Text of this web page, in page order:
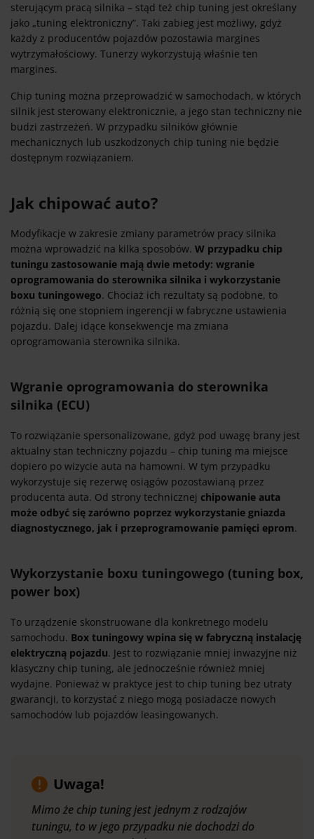
sterującym pracą silnika – stąd też chip tuning jest określany
jako „tuning elektroniczny”. Taki zabieg jest możliwy, gdyż
każdy z producentów pojazdów pozostawia margines
wytrzymałościowy. Tunerzy wykorzystują właśnie ten
margines.
Chip tuning można przeprowadzić w samochodach, w których
silnik jest sterowany elektronicznie, a jego stan techniczny nie
budzi zastrzeżeń. W przypadku silników głównie
mechanicznych lub uszkodzonych chip tuning nie będzie
dostępnym rozwiązaniem.
Jak chipować auto?
Modyfikacje w zakresie zmiany parametrów pracy silnika
można wprowadzić na kilka sposobów. W przypadku chip
tuningu zastosowanie mają dwie metody: wgranie
oprogramowania do sterownika silnika i wykorzystanie
boxu tuningowego. Chociaż ich rezultaty są podobne, to
różnią się one stopniem ingerencji w fabryczne ustawienia
pojazdu. Dalej idące konsekwencje ma zmiana
oprogramowania sterownika silnika.
Wgranie oprogramowania do sterownika
silnika (ECU)
To rozwiązanie spersonalizowane, gdyż pod uwagę brany jest
aktualny stan techniczny pojazdu – chip tuning ma miejsce
dopiero po wizycie auta na hamowni. W tym przypadku
wykorzystuje się rezerwę osiągów pozostawianą przez
producenta auta. Od strony technicznej chipowanie auta
może odbyć się zarówno poprzez wykorzystanie gniazda
diagnostycznego, jak i przeprogramowanie pamięci eprom.
Wykorzystanie boxu tuningowego (tuning box,
power box)
To urządzenie skonstruowane dla konkretnego modelu
samochodu. Box tuningowy wpina się w fabryczną instalację
elektryczną pojazdu. Jest to rozwiązanie mniej inwazyjne niż
klasyczny chip tuning, ale jednocześnie również mniej
wydajne. Ponieważ w praktyce jest to chip tuning bez utraty
gwarancji, to korzystać z niego mogą posiadacze nowych
samochodów lub pojazdów leasingowanych.
Uwaga!
Mimo że chip tuning jest jednym z rodzajów
tuningu, to w jego przypadku nie dochodzi do